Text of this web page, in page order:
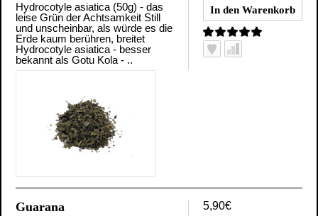
Hydrocotyle asiatica (50g) - das
leise Grün der Achtsamkeit Still
und unscheinbar, als würde es die
Erde kaum berühren, breitet
Hydrocotyle asiatica - besser
bekannt als Gotu Kola - ..
5,90€
Guarana